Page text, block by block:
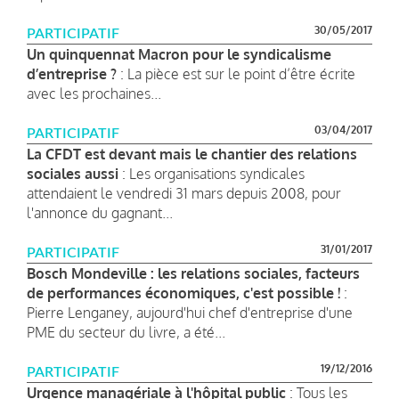
PARTICIPATIF 30/05/2017
Un quinquennat Macron pour le syndicalisme
d’entreprise ? : La pièce est sur le point d’être écrite
avec les prochaines...
PARTICIPATIF 03/04/2017
La CFDT est devant mais le chantier des relations
sociales aussi : Les organisations syndicales
attendaient le vendredi 31 mars depuis 2008, pour
l'annonce du gagnant...
PARTICIPATIF 31/01/2017
Bosch Mondeville : les relations sociales, facteurs
de performances économiques, c'est possible ! :
Pierre Lenganey, aujourd'hui chef d'entreprise d'une
PME du secteur du livre, a été...
PARTICIPATIF 19/12/2016
Urgence managériale à l'hôpital public : Tous les